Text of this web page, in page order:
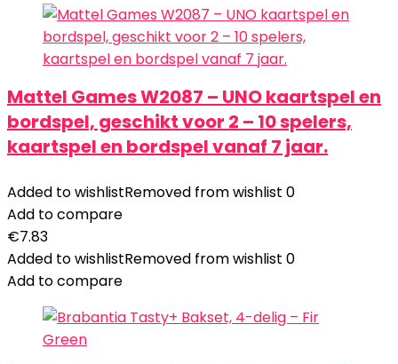
Mattel Games W2087 – UNO kaartspel en
bordspel, geschikt voor 2 – 10 spelers,
kaartspel en bordspel vanaf 7 jaar.
Added to wishlistRemoved from wishlist 0
Add to compare
€7.83
Added to wishlistRemoved from wishlist 0
Add to compare